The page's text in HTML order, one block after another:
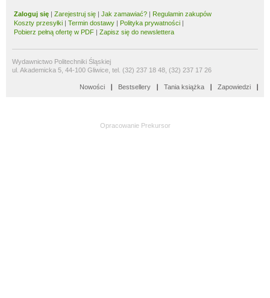
Zaloguj się | Zarejestruj się | Jak zamawiać? | Regulamin zakupów
Koszty przesyłki | Termin dostawy | Polityka prywatności |
Pobierz pełną ofertę w PDF | Zapisz się do newslettera
Wydawnictwo Politechniki Śląskiej
ul. Akademicka 5, 44-100 Gliwice, tel. (32) 237 18 48, (32) 237 17 26
Nowości Bestsellery Tania książka Zapowiedzi
Opracowanie Prekursor